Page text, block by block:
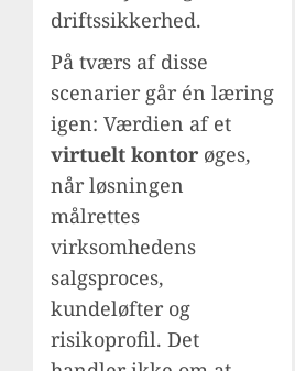
driftssikkerhed.
På tværs af disse
scenarier går én læring
igen: Værdien af et
virtuelt kontor øges,
når løsningen
målrettes
virksomhedens
salgsproces,
kundeløfter og
risikoprofil. Det